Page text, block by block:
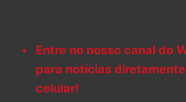
Entre no nosso canal do
para notícias
celular!